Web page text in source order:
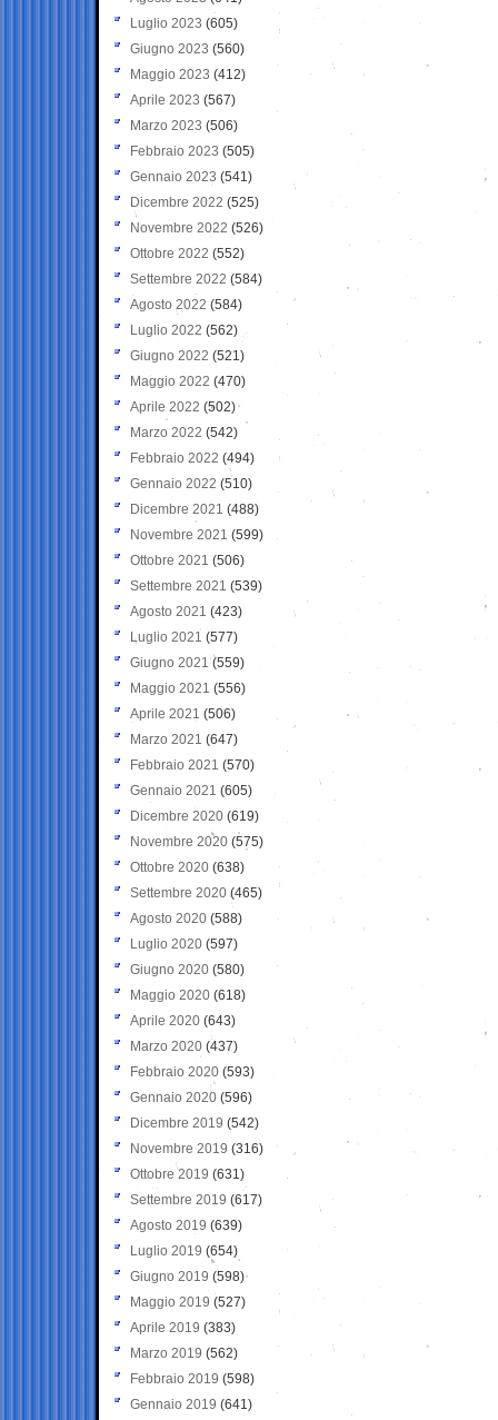
Luglio 2023 (605)
Giugno 2023 (560)
Maggio 2023 (412)
Aprile 2023 (567)
Marzo 2023 (506)
Febbraio 2023 (505)
Gennaio 2023 (541)
Dicembre 2022 (525)
Novembre 2022 (526)
Ottobre 2022 (552)
Settembre 2022 (584)
Agosto 2022 (584)
Luglio 2022 (562)
Giugno 2022 (521)
Maggio 2022 (470)
Aprile 2022 (502)
Marzo 2022 (542)
Febbraio 2022 (494)
Gennaio 2022 (510)
Dicembre 2021 (488)
Novembre 2021 (599)
Ottobre 2021 (506)
Settembre 2021 (539)
Agosto 2021 (423)
Luglio 2021 (577)
Giugno 2021(559)
Maggio 2021 (556)
Aprile 2021 (506)
Marzo 2021 (647)
Febbraio 2021 (570)
Gennaio 2021 (605)
Dicembre 2020 (619)
Novembre 2020 (575)
Ottobre 2020 (638)
Settembre 2020(465)
Agosto 2020 (588)
Luglio 2020 (597)
Giugno 2020 (580)
Maggio 2020 (618)
Aprile 2020 (643)
Marzo 2020 (437)
Febbraio 2020 (593)
Gennaio 2020 (596)
Dicembre 2019 (542)
Novembre 2019 (316)
Ottobre 2019 (631)
Settembre 2019 (617)
Agosto 2019 (639)
Luglio 2019 (654)
Giugno 2019 (598)
Maggio 2019 (527)
Aprile 2019 (383)
Marzo 2019 (562)
Febbraio 2019 (598)
Gennaio 2019 (641)